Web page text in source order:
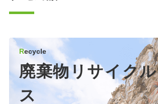
Recycle
廃棄物リサイクル
ス